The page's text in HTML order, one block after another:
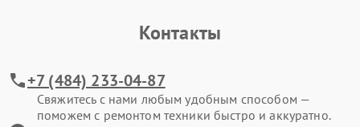
Контакты
+7 (484) 233-04-87
Свяжитесь с нами любым удобным способом —
поможем с ремонтом техники быстро и аккуратно.